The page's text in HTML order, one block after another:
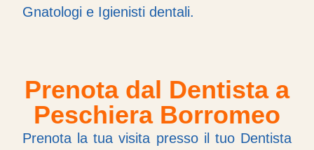
Gnatologi e Igienisti dentali.
Prenota dal Dentista a
Peschiera Borromeo
Prenota la tua visita presso il tuo Dentista